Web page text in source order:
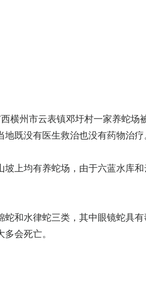
横州市云表镇邓圩村一家养蛇
既没有医生救治也没有药物治疗
上均有养蛇场，由于六蓝水库
和水律蛇三类，其中眼镜蛇具
会死亡。